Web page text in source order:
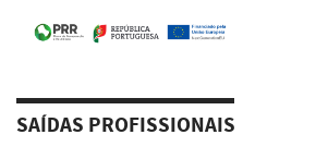
SAÍDAS PROFISSIONAIS